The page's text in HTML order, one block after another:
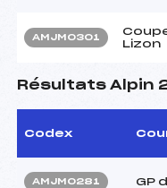
AMJM0301
Lizon
Résultats Alpin
Codex
AMJM0281 GP